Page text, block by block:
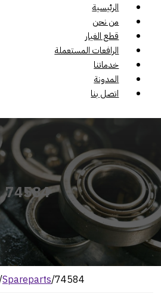
الرئيسية
من نحن
قطع الغيار
الرافعات المستعملة
خدماتنا
المدونة
اتصل بنا
74584
Spareparts/74584